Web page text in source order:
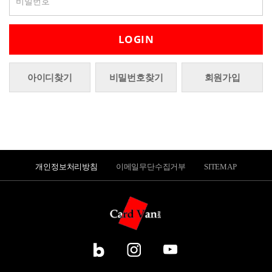
LOGIN
아이디찾기 비밀번호찾기 회원가입
개인정보처리방침 이메일무단수집거부 SITEMAP